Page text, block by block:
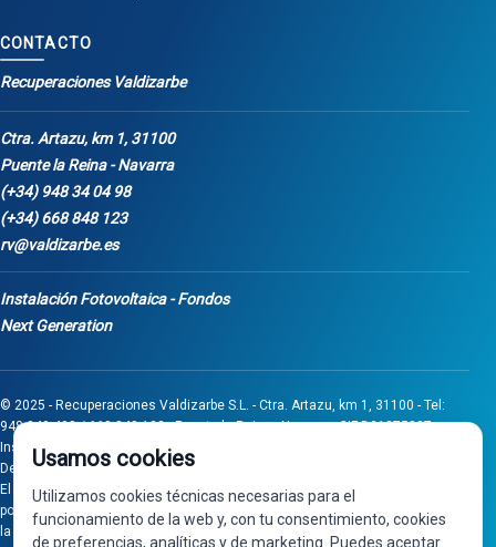
CONTACTO
Recuperaciones Valdizarbe
Ctra. Artazu, km 1, 31100
Puente la Reina - Navarra
(+34) 948 34 04 98
(+34) 668 848 123
rv@valdizarbe.es
Instalación Fotovoltaica - Fondos
Next Generation
© 2025 - Recuperaciones Valdizarbe S.L. - Ctra. Artazu, km 1, 31100 - Tel:
948 340 498 / 668 848 123 - Puente la Reina - Navarra - CIF B31275837.
Inscrita en el Registro Mercantil de Navarra, Tomo 32, Folio 75, Hoja 525.
Desarrollado porSeintosoft
El proyecto de inversión "0011-0558-2024-000008" ha sido subvencionado
por Gobierno de Navarra al amparo de la convocatoria de 2024 de Ayudas a
la inversión en pymes industriales
Usamos cookies
Utilizamos cookies técnicas necesarias para el
funcionamiento de la web y, con tu consentimiento, cookies
de preferencias, analíticas y de marketing. Puedes aceptar